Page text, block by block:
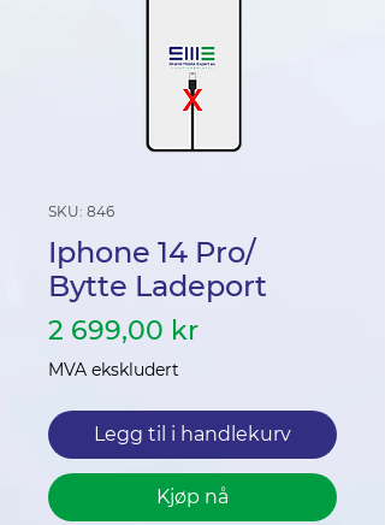
SKU: 846
Iphone 14 Pro/
Bytte Ladeport
2 699,00 krPris
MVA ekskludert
Legg til i handlekurv
Kjøp nå